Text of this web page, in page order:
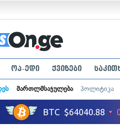
ოპ-ედი ქვიზები
მართლმსაჯულება პოლიტიკა